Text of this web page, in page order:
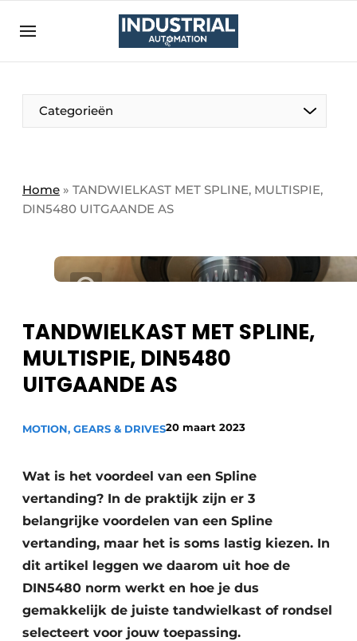
Aanmelden
Bedrijven
Bedrijven
Direct contact
Eigen content aanleveren
Nieuwsbrief
Podcasts
Privacy / Cookie statement
Vacatures
Categorieën
Home » TANDWIELKAST MET SPLINE, MULTISPIE,
DIN5480 UITGAANDE AS
TANDWIELKAST MET SPLINE,
MULTISPIE, DIN5480
UITGAANDE AS
MOTION, GEARS & DRIVES20 maart 2023
Wat is het voordeel van een Spline
vertanding? In de praktijk zijn er 3
belangrijke voordelen van een Spline
vertanding, maar het is soms lastig kiezen. In
dit artikel leggen we daarom uit hoe de
DIN5480 norm werkt en hoe je dus
gemakkelijk de juiste tandwielkast of rondsel
selecteert voor jouw toepassing.